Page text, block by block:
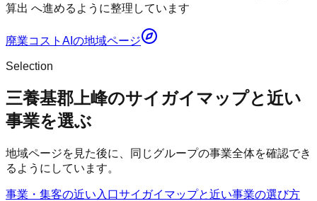
算出 へ進めるように整理しています
廃業コストAI の地域ページ
Selection
三養基郡上峰のサイガイマップと近い
事業を選ぶ
地域ページを見た後に、同じグループの事業全体を確認でき
るようにしています。
事業・集客の近い入口サイガイマップと近い事業の選び方